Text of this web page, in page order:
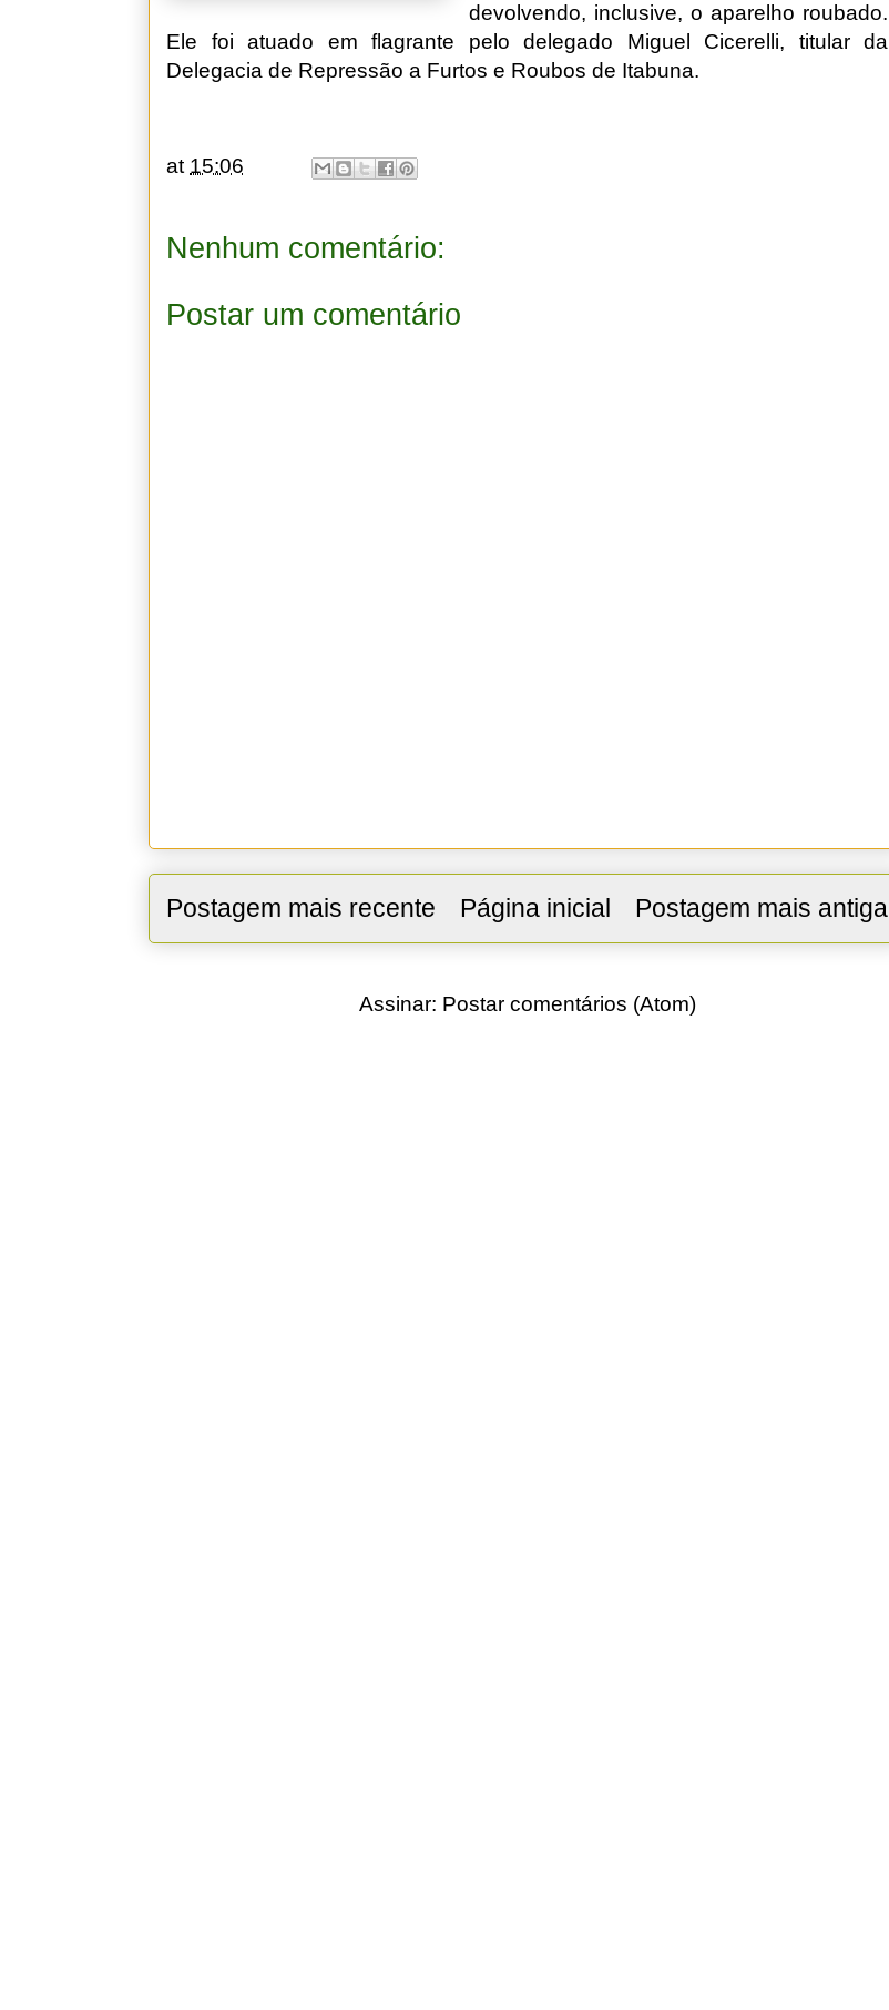
devolvendo, inclusive, o aparelho roubado.
Ele foi atuado em flagrante pelo delegado Miguel Cicerelli, titular da
Delegacia de Repressão a Furtos e Roubos de Itabuna.
at 15:06
Nenhum comentário:
Postar um comentário
Postagem mais recente Postagem mais antiga
Página inicial
Assinar: Postar comentários (Atom)